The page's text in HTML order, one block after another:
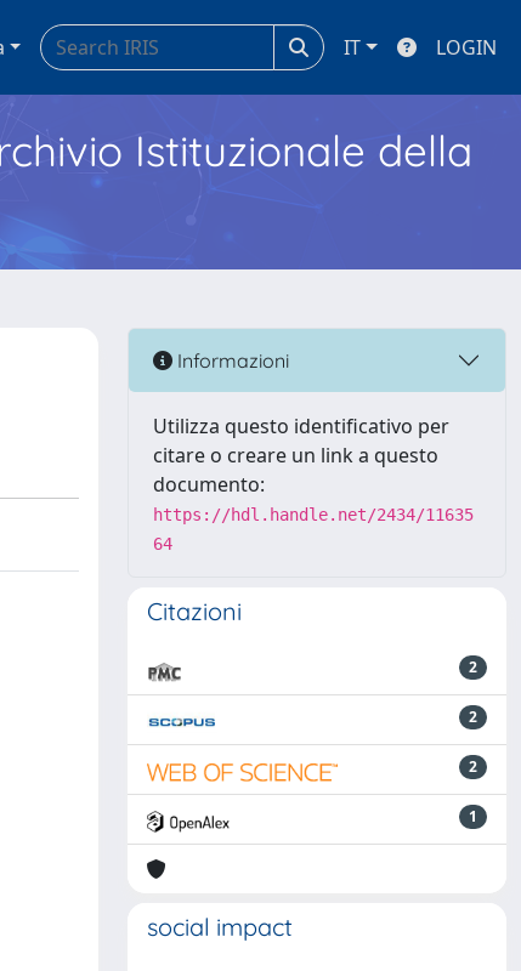
IT LOGIN
Istituzionale della
Informazioni
Utilizza questo identificativo per
citare o creare un link a questo
documento:
https://hdl.handle.net/2434/11635
64
Citazioni
2
2
2
1
social impact